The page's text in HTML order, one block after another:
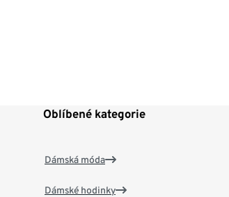
Oblíbené kategorie
Dámská móda
Dámské hodinky